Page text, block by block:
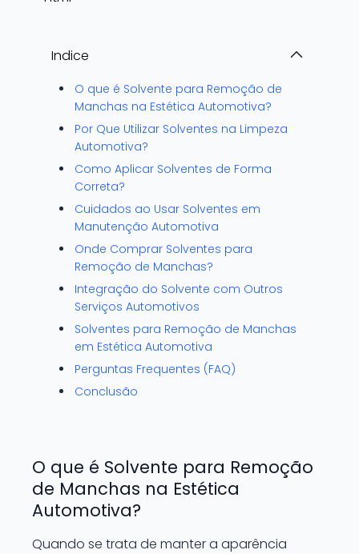
Indice
O que é Solvente para Remoção de
Manchas na Estética Automotiva?
Por Que Utilizar Solventes na Limpeza
Automotiva?
Como Aplicar Solventes de Forma
Correta?
Cuidados ao Usar Solventes em
Manutenção Automotiva
Onde Comprar Solventes para
Remoção de Manchas?
Integração do Solvente com Outros
Serviços Automotivos
Solventes para Remoção de Manchas
em Estética Automotiva
Perguntas Frequentes (FAQ)
Conclusão
O que é Solvente para Remoção
de Manchas na Estética
Automotiva?
Quando se trata de manter a aparência